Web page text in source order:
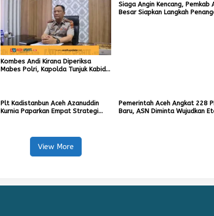
Kombes Andi Kirana Diperiksa
Mabes Polri, Kapolda Tunjuk Kabid
Siaga Angin Kencang, Pemkab
Besar Siapkan Langkah
Plt Kadistanbun Aceh Azanuddin
Kurnia Paparkan Empat Strategi
Pemerintah Aceh Angkat 228
Baru, ASN Diminta Wujudkan
View More